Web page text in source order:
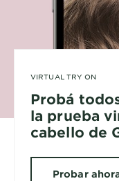
VIRTUAL TRY ON
Probá
la prueba
cabello de
Probar